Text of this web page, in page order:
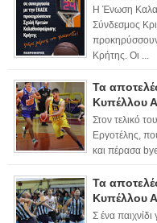
Η Ένωση
Σύνδεσμος
Κρήτης. Οι ...
Τα
Κυπέλλου
Στον τελικό
Εργοτέλης,
και πέρασα
Τα
Κυπέλλου
Σ ένα